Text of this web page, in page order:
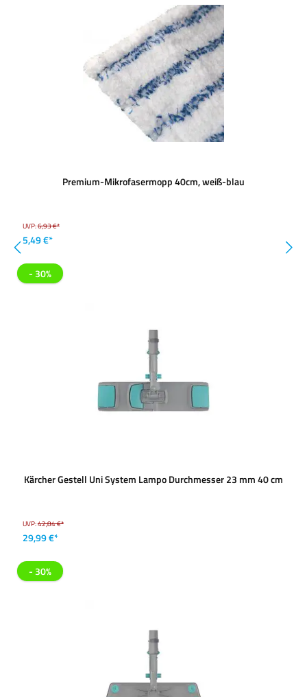
Premium-Mikrofasermopp 40cm, weiß-blau
UVP:6,93 €*
5,49 €*
- 30%
Kärcher Gestell Uni System Lampo Durchmesser 23 mm 40 cm
UVP:42,84 €*
29,99 €*
- 30%